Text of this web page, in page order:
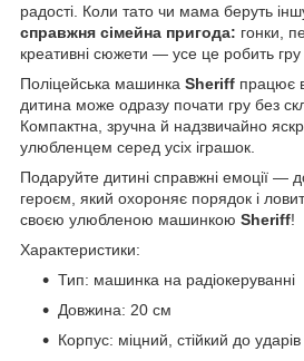
радості. Коли тато чи мама беруть
справжня сімейна пригода: гонки,
креативні сюжети — усе це робить
Поліцейська машинка Sheriff працює
дитина може одразу почати гру без
Компактна, зручна й надзвичайно
улюбленцем серед усіх іграшок.
Подаруйте дитині справжні емоції —
героєм, який охороняє порядок і
своєю улюбленою машинкою Sheriff!
Характеристики:
Тип: машинка на радіокеруванні
Довжина: 20 см
Корпус: міцний, стійкий до ударів